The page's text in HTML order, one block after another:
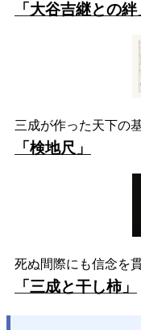
「大谷吉継との絆
三成が作った天下の
「検地尺」
死ぬ間際にも信念を
「三成と干し柿」